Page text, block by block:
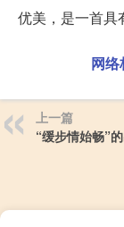
优美，是一首具
网络
上一篇
“缓步情始畅”